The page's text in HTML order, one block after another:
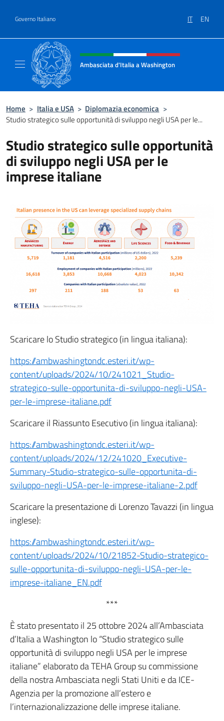
Governo Italiano IT EN
Intestazione sito, social e menù
Ambasciata d'Italia a Washington
Home > Italia e USA > Diplomazia economica >
Studio strategico sulle opportunità di sviluppo negli USA per le...
Studio strategico sulle opportunità
di sviluppo negli USA per le
imprese italiane
Scaricare lo Studio strategico (in lingua italiana):
https://ambwashingtondc.esteri.it/wp-
content/uploads/2024/10/241021_Studio-
strategico-sulle-opportunita-di-sviluppo-negli-USA-
per-le-imprese-italiane.pdf
Scaricare il Riassunto Esecutivo (in lingua italiana):
https://ambwashingtondc.esteri.it/wp-
content/uploads/2024/12/241020_Executive-
Summary-Studio-strategico-sulle-opportunita-di-
sviluppo-negli-USA-per-le-imprese-italiane-2.pdf
Scaricare la presentazione di Lorenzo Tavazzi (in lingua
inglese):
https://ambwashingtondc.esteri.it/wp-
content/uploads/2024/10/21852-Studio-strategico-
sulle-opportunita-di-sviluppo-negli-USA-per-le-
imprese-italiane_EN.pdf
***
È stato presentato il 25 ottobre 2024 all’Ambasciata
d’Italia a Washington lo “Studio strategico sulle
opportunità di sviluppo negli USA per le imprese
italiane” elaborato da TEHA Group su commissione
della nostra Ambasciata negli Stati Uniti e da ICE-
Agenzia per la promozione all’estero e
l’internazionalizzazione delle imprese italiane.